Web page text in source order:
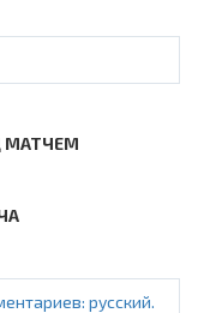
МАТЧЕМ
русский.